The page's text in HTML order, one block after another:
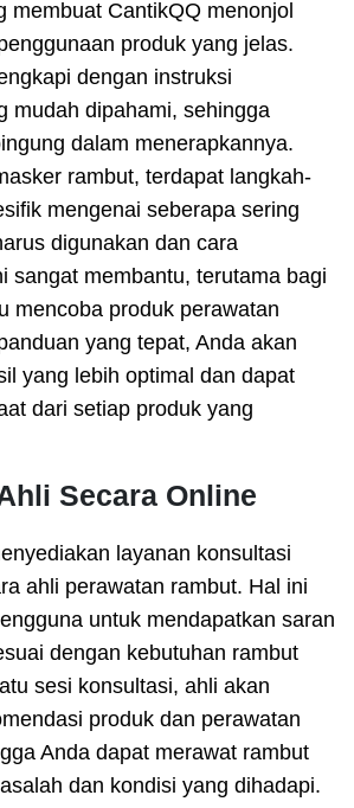
membuat CantikQQ menonjol
produk yang jelas.
dengan instruksi
mudah dipahami, sehingga
dalam menerapkannya.
rambut, terdapat langkah-
mengenai seberapa sering
digunakan dan cara
sangat membantu, terutama bagi
mencoba produk perawatan
yang tepat, Anda akan
yang lebih optimal dan dapat
dari setiap produk yang
Secara Online
layanan konsultasi
ahli perawatan rambut. Hal ini
untuk mendapatkan saran
dengan kebutuhan rambut
sesi konsultasi, ahli akan
produk dan perawatan
Anda dapat merawat rambut
dan kondisi yang dihadapi.